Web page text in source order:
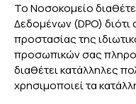
Το Νοσοκομείο
Δεδομένων (DPO)
προστασίας της
προσωπικών σας
διαθέτει κατάλληλες
χρησιμοποιεί τα